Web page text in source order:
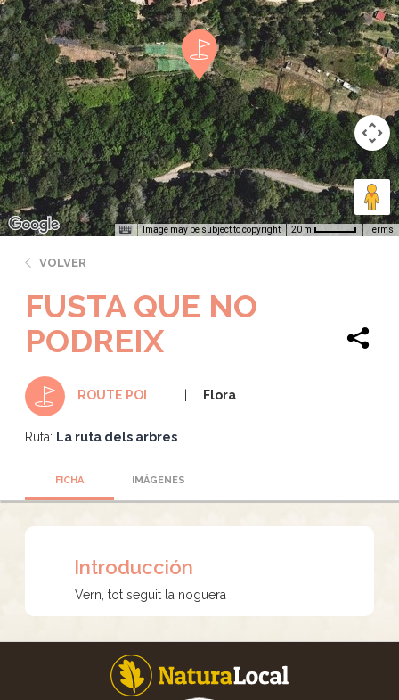
Image may be subject to copyright 20 m Terms
VOLVER
FUSTA QUE NO
PODREIX
ROUTE POI Flora
Ruta: La ruta dels arbres
FICHA IMÁGENES
Introducción
Vern, tot seguit la noguera